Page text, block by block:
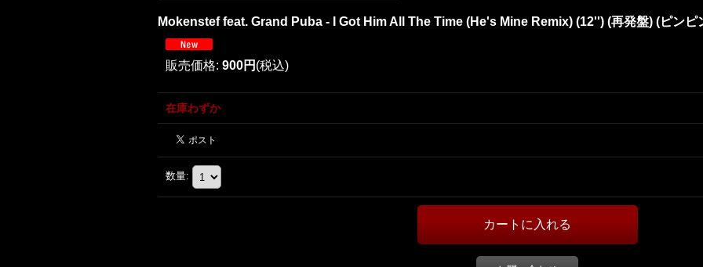
Mokenstef feat. Grand Puba - I Got Him All The Time (He's Mine Remix) (12'') (再発盤) (ピンピ
販売価格: 900円 (税込)
在庫わずか
数量: